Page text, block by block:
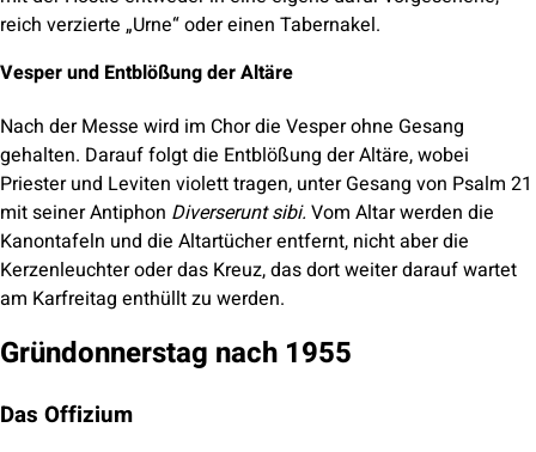
reich verzierte „Urne“ oder einen Tabernakel.
Vesper und Entblößung der Altäre
Nach der Messe wird im Chor die Vesper ohne Gesang
gehalten. Darauf folgt die Entblößung der Altäre, wobei
Priester und Leviten violett tragen, unter Gesang von Psalm 21
mit seiner Antiphon Diverserunt sibi. Vom Altar werden die
Kanontafeln und die Altartücher entfernt, nicht aber die
Kerzenleuchter oder das Kreuz, das dort weiter darauf wartet
am Karfreitag enthüllt zu werden.
Gründonnerstag nach 1955
Das Offizium